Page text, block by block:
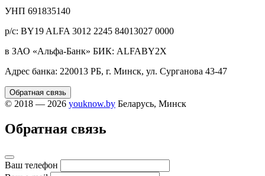
УНП 691835140
р/с: BY19 ALFA 3012 2245 84013027 0000
в ЗАО «Альфа-Банк» БИК: ALFABY2X
Адрес банка: 220013 РБ, г. Минск, ул. Сурганова 43-47
Обратная связь
© 2018 — 2026 youknow.by Беларусь, Минск
Обратная связь
Ваш телефон